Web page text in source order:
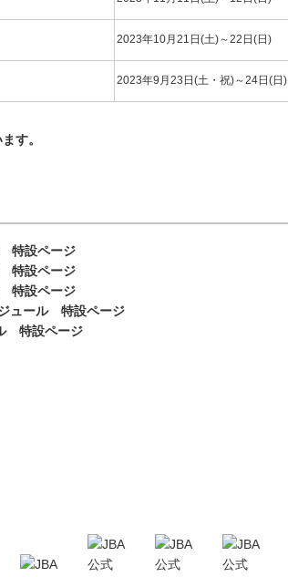
2023年10月21日(土)～22日(日)
2023年9月23日(土・祝)～24日(日)
す。
特設ページ
特設ページ
特設ページ
ュール 特設ページ
特設ページ